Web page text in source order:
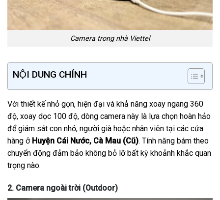
Camera trong nhà Viettel
NỘI DUNG CHÍNH
Với thiết kế nhỏ gọn, hiện đại và khả năng xoay ngang 360
độ, xoay dọc 100 độ, dòng camera này là lựa chọn hoàn hảo
để giám sát con nhỏ, người già hoặc nhân viên tại các cửa
hàng ở Huyện Cái Nước, Cà Mau (Cũ). Tính năng bám theo
chuyển động đảm bảo không bỏ lỡ bất kỳ khoảnh khắc quan
trọng nào.
2. Camera ngoài trời (Outdoor)